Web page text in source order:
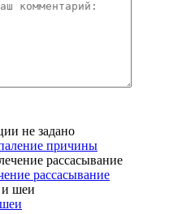
причины
рассасывание